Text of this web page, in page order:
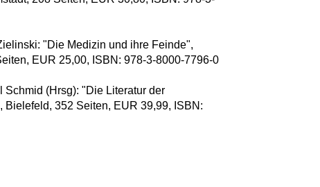
"Die Medizin und ihre Feinde",
EUR 25,00, ISBN: 978-3-8000-7796-0
(Hrsg): "Die Literatur der
Bielefeld, 352 Seiten, EUR 39,99, ISBN: